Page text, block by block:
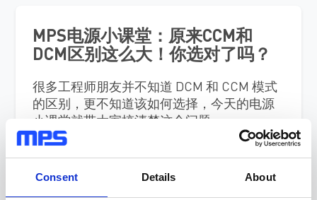
Consent Details About
MPS电源小课堂：原来CCM和
DCM区别这么大！你选对了吗？
很多工程师朋友并不知道 DCM 和 CCM 模式
的区别，更不知道该如何选择，今天的电源
小课堂就带大家搞清楚这个问题。
更多精彩电源小课堂视频，敬请期待--->
联系我们